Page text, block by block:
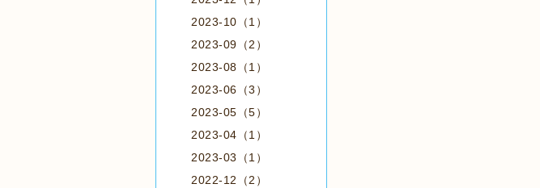
2023-10（1）
2023-09（2）
2023-08（1）
2023-06（3）
2023-05（5）
2023-04（1）
2023-03（1）
2022-12（2）